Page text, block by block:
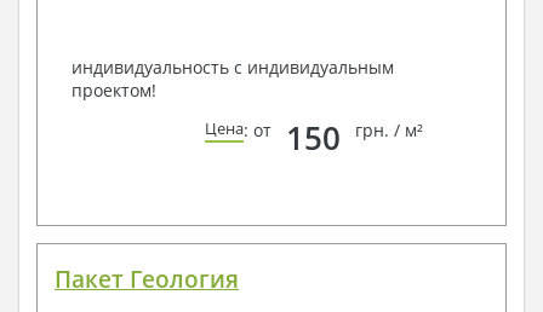
индивидуальность с индивидуальным
проектом!
Цена: от 150 грн. / м²
Пакет Геология